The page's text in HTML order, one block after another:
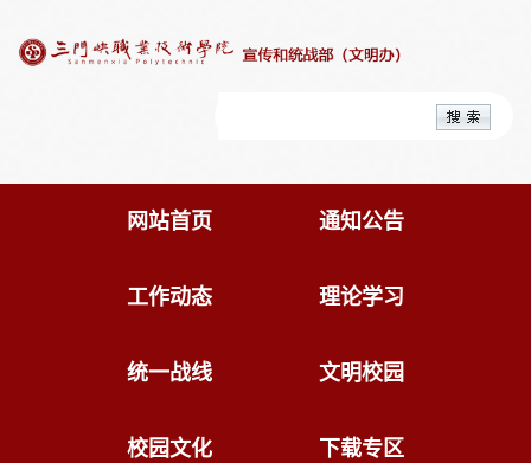
网站首页 通知公告
工作动态 理论学习
统一战线 文明校园
校园文化 下载专区